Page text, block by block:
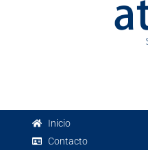
Inicio
Contacto